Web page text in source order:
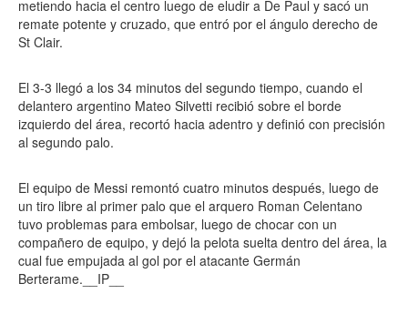
metiendo hacia el centro luego de eludir a De Paul y sacó un
remate potente y cruzado, que entró por el ángulo derecho de
St Clair.
El 3-3 llegó a los 34 minutos del segundo tiempo, cuando el
delantero argentino Mateo Silvetti recibió sobre el borde
izquierdo del área, recortó hacia adentro y definió con precisión
al segundo palo.
El equipo de Messi remontó cuatro minutos después, luego de
un tiro libre al primer palo que el arquero Roman Celentano
tuvo problemas para embolsar, luego de chocar con un
compañero de equipo, y dejó la pelota suelta dentro del área, la
cual fue empujada al gol por el atacante Germán
Berterame.__IP__